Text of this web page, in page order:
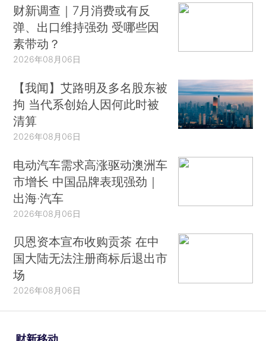
财新调查｜7月消费或有反
弹、出口维持强劲 受哪些因
素带动？
2026年08月06日
【我闻】艾路明及多名股东被
拘 当代系创始人因何此时被
清算
2026年08月06日
电动汽车需求高涨驱动澳洲车
市增长 中国品牌表现强劲｜
出海·汽车
2026年08月06日
贝恩资本宣布收购贡茶 在中
国大陆无法注册商标后退出市
场
2026年08月06日